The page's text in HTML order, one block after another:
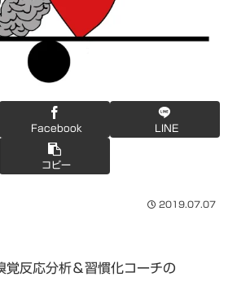
Facebook LINE
コピー
2019.07.07
覚反応分析＆習慣化コーチの